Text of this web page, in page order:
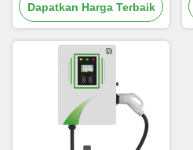
IP54
Dapatkan Harga Terbaik